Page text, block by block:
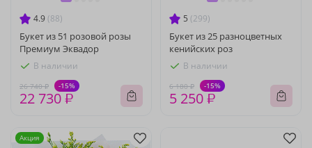
4.9 (88)
Букет из 51 розовой розы
Премиум Эквадор
В наличии
26 740 ₽ -15%
22 730 ₽
5 (299)
Букет из 25 разноцветных
кенийских роз
В наличии
6 180 ₽ -15%
5 250 ₽
Акция